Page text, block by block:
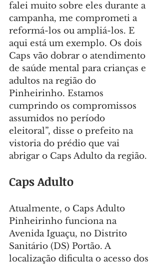
falei muito sobre eles durante a
campanha, me comprometi a
reformá-los ou ampliá-los. E
aqui está um exemplo. Os dois
Caps vão dobrar o atendimento
de saúde mental para crianças e
adultos na região do
Pinheirinho. Estamos
cumprindo os compromissos
assumidos no período
eleitoral”, disse o prefeito na
vistoria do prédio que vai
abrigar o Caps Adulto da região.
Caps Adulto
Atualmente, o Caps Adulto
Pinheirinho funciona na
Avenida Iguaçu, no Distrito
Sanitário (DS) Portão. A
localização dificulta o acesso dos